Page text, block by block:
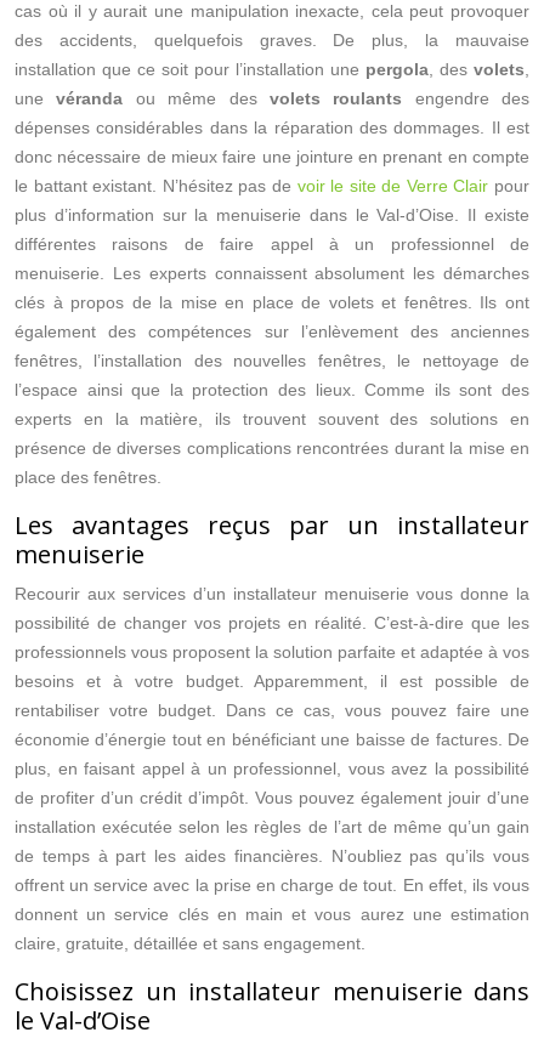
cas où il y aurait une manipulation inexacte, cela peut provoquer
des accidents, quelquefois graves. De plus, la mauvaise
installation que ce soit pour l’installation une pergola , des volets
unevéranda ou même des volets roulants engendre des
dépenses considérables dans la réparation des dommages. Il est
donc nécessaire de mieux faire une jointure en prenant en compte
le battant existant. N’hésitez pas de voir le site de Verre Clair pour
plus d’information sur la menuiserie dans le Val-d’Oise. Il existe
différentes raisons de faire appel à un professionnel de
menuiserie. Les experts connaissent absolument les démarches
clés à propos de la mise en place de volets et fenêtres. Ils ont
également des compétences sur l’enlèvement des anciennes
fenêtres, l’installation des nouvelles fenêtres, le nettoyage de
l’espace ainsi que la protection des lieux. Comme ils sont des
experts en la matière, ils trouvent souvent des solutions en
présence de diverses complications rencontrées durant la mise en
place des fenêtres.
Les avantages reçus par un installateur
menuiserie
Recourir aux services d’un installateur menuiserie vous donne la
possibilité de changer vos projets en réalité. C’est-à-dire que les
professionnels vous proposent la solution parfaite et adaptée à vos
besoins et à votre budget. Apparemment, il est possible de
rentabiliser votre budget. Dans ce cas, vous pouvez faire une
économie d’énergie tout en bénéficiant une baisse de factures. De
plus, en faisant appel à un professionnel, vous avez la possibilité
de profiter d’un crédit d’impôt. Vous pouvez également jouir d’une
installation exécutée selon les règles de l’art de même qu’un gain
de temps à part les aides financières. N’oubliez pas qu’ils vous
offrent un service avec la prise en charge de tout. En effet, ils vous
donnent un service clés en main et vous aurez une estimation
claire, gratuite, détaillée et sans engagement.
Choisissez un installateur menuiserie dans
le Val-d’Oise